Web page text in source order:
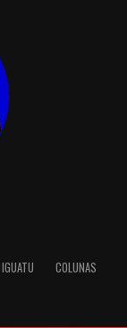
IGUATU
COLUNAS